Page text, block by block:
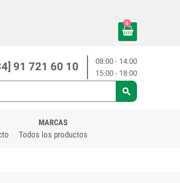
0
08:00 - 14:00
15:00 - 18:00
91 721 60 10

MARCAS
Todos los productos